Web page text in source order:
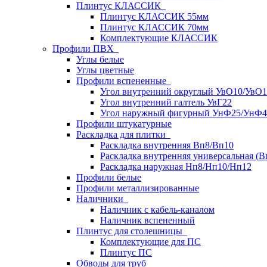
Плинтус КЛАССИК
Плинтус КЛАССИК 55мм
Плинтус КЛАССИК 70мм
Комплектующие КЛАССИК
Профили ПВХ
Углы белые
Углы цветные
Профили вспененные
Угол внутренний округлый УвО10/
Угол внутренний галтель УвГ22
Угол наружный фигурный УнФ25/
Профили штукатурные
Раскладка для плитки
Раскладка внутренняя Вп8/Вп10
Раскладка внутренняя универсальная
Раскладка наружная Нп8/Нп10/Нп12
Профили белые
Профили металлизированные
Наличники
Наличник с кабель-каналом
Наличник вспененный
Плинтус для столешницы
Комплектующие для ПС
Плинтус ПС
Обводы для труб